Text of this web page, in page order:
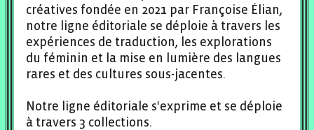
créatives fondée en 2021 par Françoise Élian,
notre ligne éditoriale se déploie à travers les
expériences de traduction, les explorations
du féminin et la mise en lumière des langues
rares et des cultures sous-jacentes.
Notre ligne éditoriale s'exprime et se déploie
à travers 3 collections.